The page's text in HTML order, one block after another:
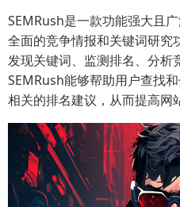
SEMRush是一款功能强大且
全面的竞争情报和关键词研究
发现关键词、监测排名、分析
SEMRush能够帮助用户查找
相关的排名建议，从而提高网